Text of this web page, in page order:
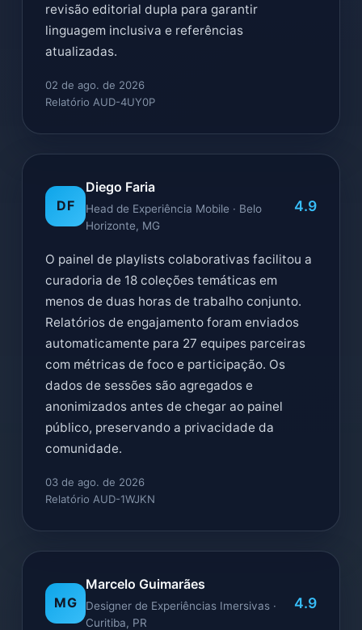
revisão editorial dupla para garantir
linguagem inclusiva e referências
atualizadas.
02 de ago. de 2026
Relatório AUD-4UY0P
DF
Diego Faria
Head de Experiência Mobile · Belo
Horizonte, MG
4.9
O painel de playlists colaborativas facilitou a
curadoria de 18 coleções temáticas em
menos de duas horas de trabalho conjunto.
Relatórios de engajamento foram enviados
automaticamente para 27 equipes parceiras
com métricas de foco e participação. Os
dados de sessões são agregados e
anonimizados antes de chegar ao painel
público, preservando a privacidade da
comunidade.
03 de ago. de 2026
Relatório AUD-1WJKN
MG
Marcelo Guimarães
Designer de Experiências Imersivas ·
Curitiba, PR
4.9